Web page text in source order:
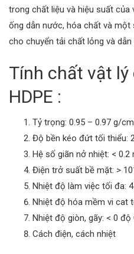
trong chất liệu và hiệu suất của
ống dẫn nước, hóa chất và một
cho chuyển tải chất lỏng và dẫn
Tính chất vật
HDPE :
Tỷ trọng: 0.95 – 0.97 g/
Độ bền kéo đứt tối thiểu:
Hệ số giãn nở nhiệt: <
Điện trở suất bề mặt: >
Nhiệt độ làm việc tối đa:
Nhiệt độ hóa mềm vi cat
Nhiệt độ giòn, gãy: < 0 độ
Cách điện, cách nhiệt